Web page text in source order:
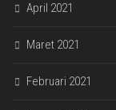
April 2021
Maret 2021
Februari 2021